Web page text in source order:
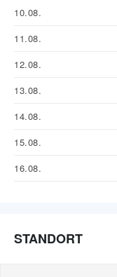
10.08.
11.08.
12.08.
13.08.
14.08.
15.08.
16.08.
STANDORT